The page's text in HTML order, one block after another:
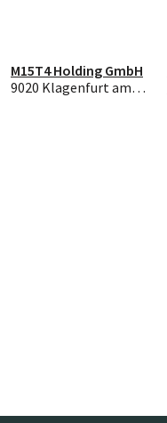
M15T4 Holding GmbH
9020 Klagenfurt am Wörthersee